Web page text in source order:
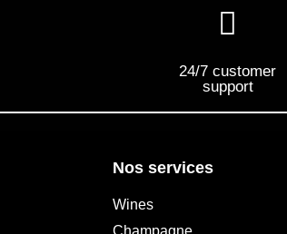
24/7 customer
support
Nos services
Wines
Champagne